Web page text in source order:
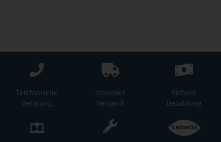
Telefonische
Beratung
schneller
Versand
Sichere
Bezahlung